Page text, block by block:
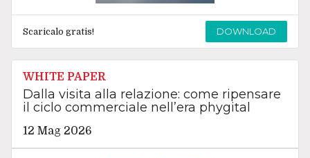
Scaricalo gratis! DOWNLOAD
WHITE PAPER
Dalla visita alla relazione: come ripensare
il ciclo commerciale nell’era phygital
12 Mag 2026